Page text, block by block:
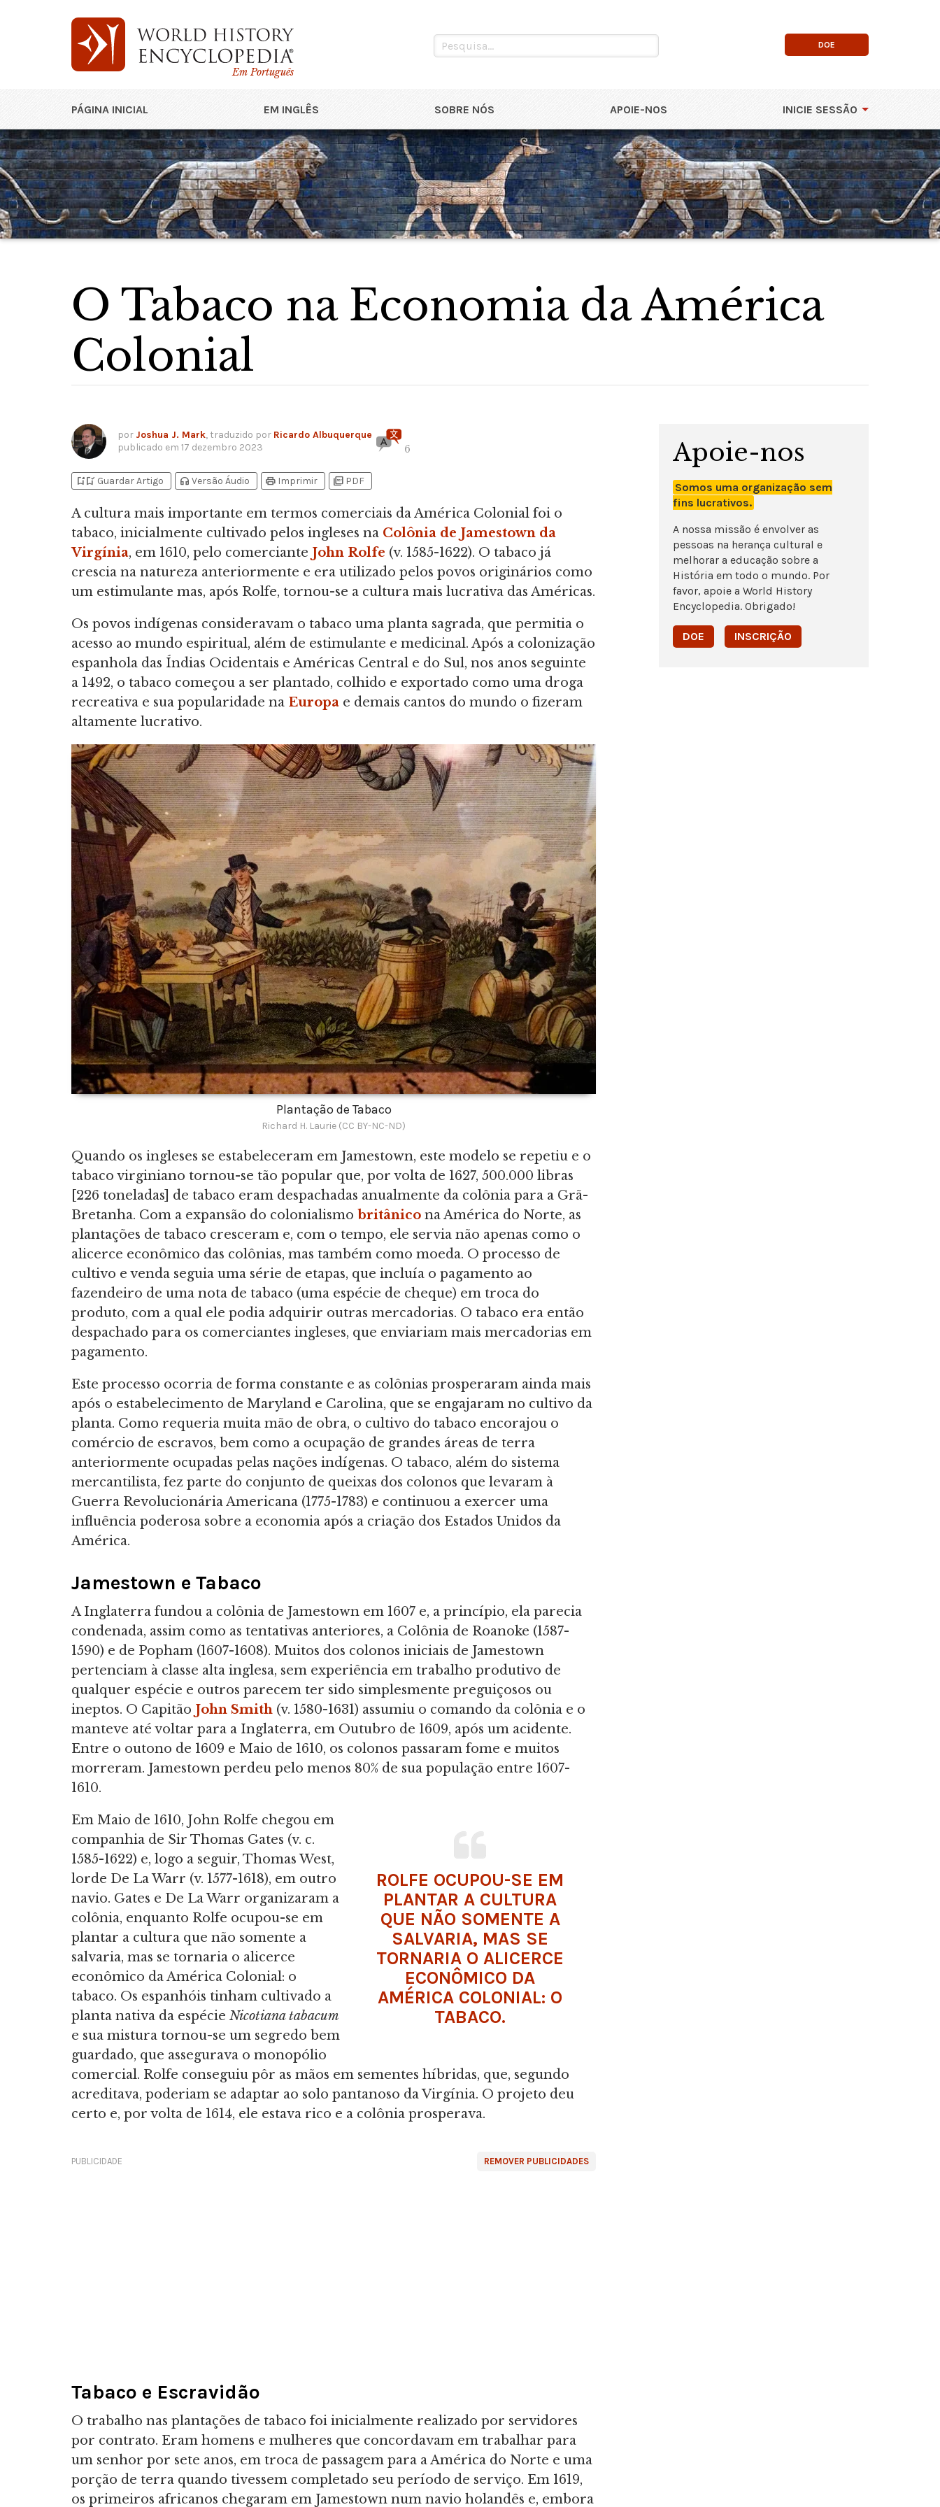
Em Português
DOE
PÁGINA INICIAL EM INGLÊS SOBRE NÓS APOIE-NOS INICIE SESSÃO
O Tabaco na Economia da América
Colonial
por Joshua J. Mark, traduzido por Ricardo Albuquerque
publicado em 17 dezembro 2023 6
bookmark_addbookmark_added Guardar Artigo headphones Versão Áudio print Imprimir picture_as_pdf PDF
A cultura mais importante em termos comerciais da América Colonial foi o
tabaco, inicialmente cultivado pelos ingleses na Colônia de Jamestown da
Virgínia, em 1610, pelo comerciante John Rolfe (v. 1585-1622). O tabaco já
crescia na natureza anteriormente e era utilizado pelos povos originários como
um estimulante mas, após Rolfe, tornou-se a cultura mais lucrativa das Américas.
Os povos indígenas consideravam o tabaco uma planta sagrada, que permitia o
acesso ao mundo espiritual, além de estimulante e medicinal. Após a colonização
espanhola das Índias Ocidentais e Américas Central e do Sul, nos anos seguinte
a 1492, o tabaco começou a ser plantado, colhido e exportado como uma droga
recreativa e sua popularidade na Europa e demais cantos do mundo o fizeram
altamente lucrativo.
Plantação de Tabaco
Richard H. Laurie (CC BY-NC-ND)
Quando os ingleses se estabeleceram em Jamestown, este modelo se repetiu e o
tabaco virginiano tornou-se tão popular que, por volta de 1627, 500.000 libras
[226 toneladas] de tabaco eram despachadas anualmente da colônia para a Grã-
Bretanha. Com a expansão do colonialismo britânico na América do Norte, as
plantações de tabaco cresceram e, com o tempo, ele servia não apenas como o
alicerce econômico das colônias, mas também como moeda. O processo de
cultivo e venda seguia uma série de etapas, que incluía o pagamento ao
fazendeiro de uma nota de tabaco (uma espécie de cheque) em troca do
produto, com a qual ele podia adquirir outras mercadorias. O tabaco era então
despachado para os comerciantes ingleses, que enviariam mais mercadorias em
pagamento.
Este processo ocorria de forma constante e as colônias prosperaram ainda mais
após o estabelecimento de Maryland e Carolina, que se engajaram no cultivo da
planta. Como requeria muita mão de obra, o cultivo do tabaco encorajou o
comércio de escravos, bem como a ocupação de grandes áreas de terra
anteriormente ocupadas pelas nações indígenas. O tabaco, além do sistema
mercantilista, fez parte do conjunto de queixas dos colonos que levaram à
Guerra Revolucionária Americana (1775-1783) e continuou a exercer uma
influência poderosa sobre a economia após a criação dos Estados Unidos da
América.
Jamestown e Tabaco
A Inglaterra fundou a colônia de Jamestown em 1607 e, a princípio, ela parecia
condenada, assim como as tentativas anteriores, a Colônia de Roanoke (1587-
1590) e de Popham (1607-1608). Muitos dos colonos iniciais de Jamestown
pertenciam à classe alta inglesa, sem experiência em trabalho produtivo de
qualquer espécie e outros parecem ter sido simplesmente preguiçosos ou
ineptos. O Capitão John Smith (v. 1580-1631) assumiu o comando da colônia e o
manteve até voltar para a Inglaterra, em Outubro de 1609, após um acidente.
Entre o outono de 1609 e Maio de 1610, os colonos passaram fome e muitos
morreram. Jamestown perdeu pelo menos 80% de sua população entre 1607-
1610.
ROLFE OCUPOU-SE EM
PLANTAR A CULTURA
QUE NÃO SOMENTE A
SALVARIA, MAS SE
TORNARIA O ALICERCE
ECONÔMICO DA
AMÉRICA COLONIAL: O
TABACO.
Em Maio de 1610, John Rolfe chegou em
companhia de Sir Thomas Gates (v. c.
1585-1622) e, logo a seguir, Thomas West,
lorde De La Warr (v. 1577-1618), em outro
navio. Gates e De La Warr organizaram a
colônia, enquanto Rolfe ocupou-se em
plantar a cultura que não somente a
salvaria, mas se tornaria o alicerce
econômico da América Colonial: o
tabaco. Os espanhóis tinham cultivado a
planta nativa da espécie Nicotiana tabacum
e sua mistura tornou-se um segredo bem
guardado, que assegurava o monopólio
comercial. Rolfe conseguiu pôr as mãos em sementes híbridas, que, segundo
acreditava, poderiam se adaptar ao solo pantanoso da Virgínia. O projeto deu
certo e, por volta de 1614, ele estava rico e a colônia prosperava.
REMOVER PUBLICIDADES
PUBLICIDADE
Tabaco e Escravidão
O trabalho nas plantações de tabaco foi inicialmente realizado por servidores
por contrato. Eram homens e mulheres que concordavam em trabalhar para
um senhor por sete anos, em troca de passagem para a América do Norte e uma
porção de terra quando tivessem completado seu período de serviço. Em 1619,
os primeiros africanos chegaram em Jamestown num navio holandês e, embora
Apoie-nos
Somos uma organização sem
fins lucrativos.
A nossa missão é envolver as
pessoas na herança cultural e
melhorar a educação sobre a
História em todo o mundo. Por
favor, apoie a World History
Encyclopedia. Obrigado!
DOE INSCRIÇÃO